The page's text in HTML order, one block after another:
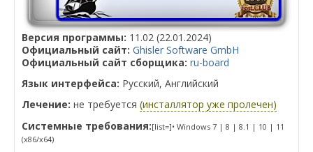
Версия программы: 11.02 (22.01.2024)
Официальный сайт: Ghisler Software GmbH
Официальный сайт сборщика: ru-board
Язык интерфейса: Русский, Английский
Лечение: не требуется (инсталлятор уже пролечен)
Системные требования:[list=]• Windows 7 | 8 | 8.1 | 10 | 11
(x86/x64)